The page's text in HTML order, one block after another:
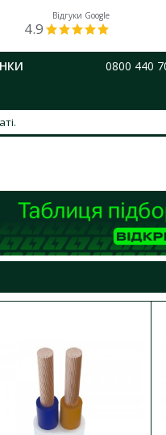
Відгуки Google
4.9
0800 440
до електромережі